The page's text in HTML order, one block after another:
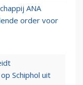
ANA
order voor
Schiphol uit